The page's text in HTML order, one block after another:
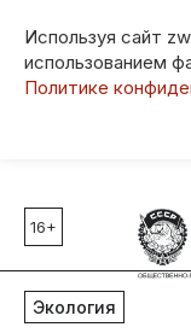
Используя сайт
использованием
Политике
Главные темы
80 лет Победы
Молодежная
16+
Экология